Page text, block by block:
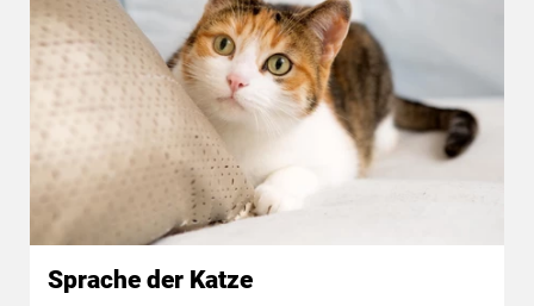
Sprache der Katze